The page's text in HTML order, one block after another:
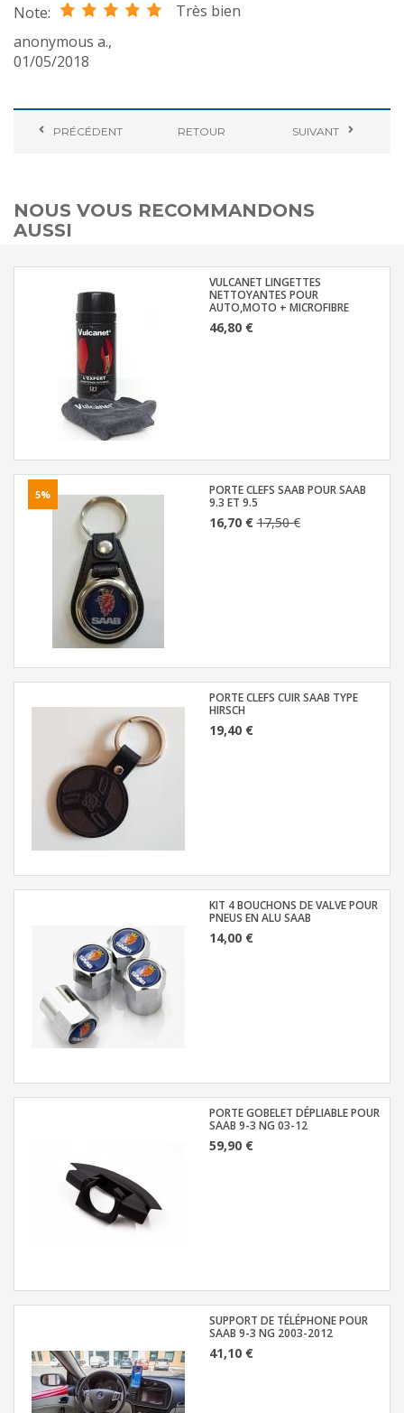
Note:
anonymous a.,
01/05/2018
Très bien
PRÉCÉDENT RETOUR SUIVANT
NOUS VOUS RECOMMANDONS
AUSSI
VULCANET LINGETTES
NETTOYANTES POUR
AUTO,MOTO + MICROFIBRE
46,80 €
5%
PORTE CLEFS SAAB POUR SAAB
9.3 ET 9.5
16,70 €17,50 €
PORTE CLEFS CUIR SAAB TYPE
HIRSCH
19,40 €
KIT 4 BOUCHONS DE VALVE POUR
PNEUS EN ALU SAAB
14,00 €
PORTE GOBELET DÉPLIABLE POUR
SAAB 9-3 NG 03-12
59,90 €
SUPPORT DE TÉLÉPHONE POUR
SAAB 9-3 NG 2003-2012
41,10 €